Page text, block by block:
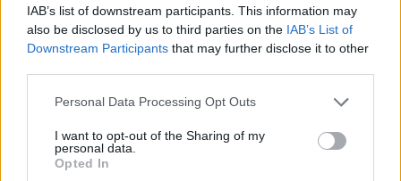
IAB’s list of downstream participants. This information may
also be disclosed by us to third parties on the IAB’s List of
Downstream Participants that may further disclose it to other
Please note that this website/app uses one or more Google
not limited to your visit or usage behaviour. You may click to
grant or deny consent to Google and its third-party tags to
use your data for below specified purposes in below Google
Personal Data Processing Opt Outs
I want to opt-out of the Sharing of my
personal data.
Opted In